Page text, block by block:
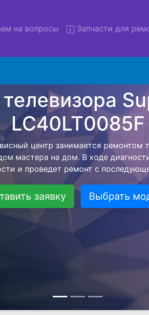
на вопросы Запчасти для
телевизоров
с вывозом в
Supra STV-LC40LT0085F с
бесплатной услуги,
детального ремонта.
при возвращении
заявку Выбрать